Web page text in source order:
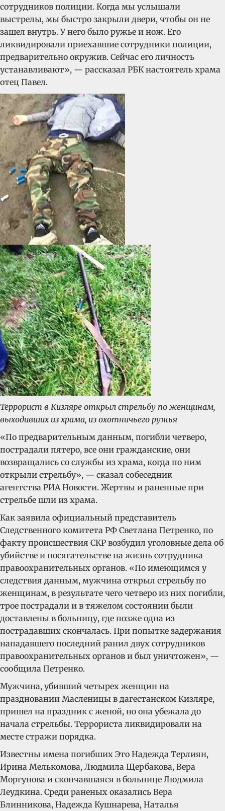
сотрудников полиции. Когда мы услышали
выстрелы, мы быстро закрыли двери, чтобы он не
зашел внутрь. У него было ружье и нож. Его
ликвидировали приехавшие сотрудники полиции,
предварительно окружив. Сейчас его личность
устанавливают», — рассказал РБК настоятель храма
отец Павел.
Террорист в Кизляре открыл стрельбу по женщинам,
выходивших из храма, из охотничьего ружья
«По предварительным данным, погибли четверо,
пострадали пятеро, все они гражданские, они
возвращались со службы из храма, когда по ним
открыли стрельбу», — сказал собеседник
агентства РИА Новости. Жертвы и раненные при
стрельбе шли из храма.
Как заявила официальный представитель
Следственного комитета РФ Светлана Петренко, по
факту происшествия СКР возбудил уголовные дела об
убийстве и посягательстве на жизнь сотрудника
правоохранительных органов. «По имеющимся у
следствия данным, мужчина открыл стрельбу по
женщинам, в результате чего четверо из них погибли,
трое пострадали и в тяжелом состоянии были
доставлены в больницу, где позже одна из
пострадавших скончалась. При попытке задержания
нападавшего последний ранил двух сотрудников
правоохранительных органов и был уничтожен», —
сообщила Петренко.
Мужчина, убивший четырех женщин на
праздновании Масленицы в дагестанском Кизляре,
пришел на праздник с женой, но она убежала до
начала стрельбы. Террориста ликвидировали на
месте стражи порядка.
Известны имена погибших Это Надежда Терлиян,
Ирина Мелькомова, Людмила Щербакова, Вера
Моргунова и скончавшаяся в больнице Людмила
Леудкина. Среди раненых оказались Вера
Блинникова, Надежда Кушнарева, Наталья